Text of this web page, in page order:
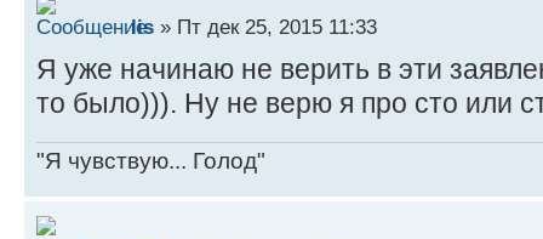
lis » Пт дек 25, 2015 11:33
Я уже начинаю не верить в эти
то было))). Ну не верю я про сто или
"Я чувствую... Голод"